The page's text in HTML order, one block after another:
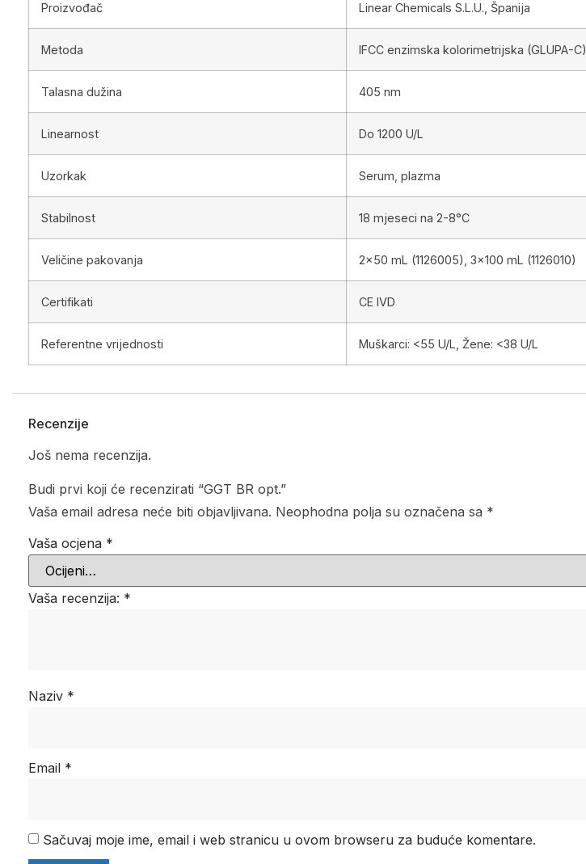
Proizvođač Linear Chemicals S.L.U., Španija
Metoda IFCC enzimska kolorimetrijska (GLUPA-C)
Talasna dužina 405 nm
Linearnost Do 1200 U/L
Uzorkak Serum, plazma
Stabilnost 18 mjeseci na 2-8°C
Veličine pakovanja 2×50 mL (1126005), 3×100 mL (1126010)
Certifikati CE IVD
Referentne vrijednosti Muškarci: <55 U/L, Žene: <38 U/L
Recenzije
Još nema recenzija.
Budi prvi koji će recenzirati “GGT BR opt.”
Vaša email adresa neće biti objavljivana. Neophodna polja su označena sa *
Vaša ocjena *
Vaša recenzija: *
Naziv *
Email *
Sačuvaj moje ime, email i web stranicu u ovom browseru za buduće komentare.